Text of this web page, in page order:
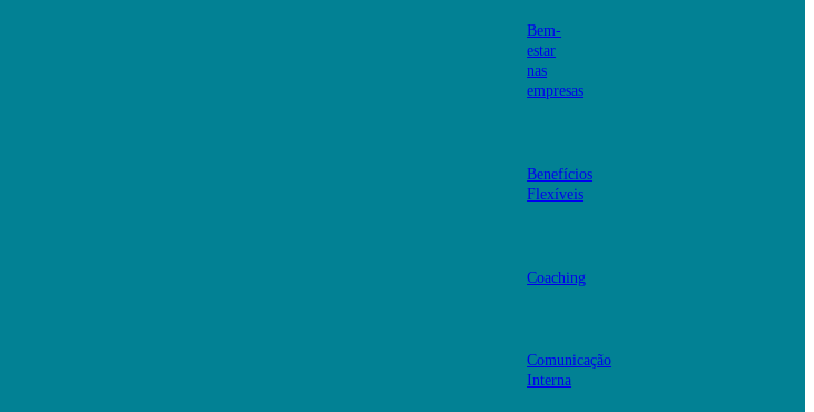
Bem-
estar
nas
empresas
Benefícios
Flexíveis
Coaching
Comunicação
Interna